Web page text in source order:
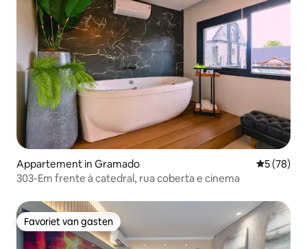
Appartement in Gramado
5 (78)
303-Em frente à catedral, rua coberta e cinema
Favoriet van gasten
Favoriet van gasten